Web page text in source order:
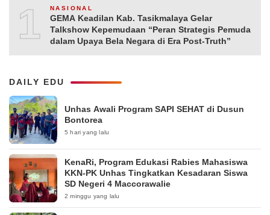
10NASIONAL
GEMA Keadilan Kab. Tasikmalaya Gelar
Talkshow Kepemudaan “Peran Strategis Pemuda
dalam Upaya Bela Negara di Era Post-Truth”
DAILY EDU
Unhas Awali Program SAPI SEHAT di Dusun
Bontorea
5 hari yang lalu
KenaRi, Program Edukasi Rabies Mahasiswa
KKN-PK Unhas Tingkatkan Kesadaran Siswa
SD Negeri 4 Maccorawalie
2 minggu yang lalu